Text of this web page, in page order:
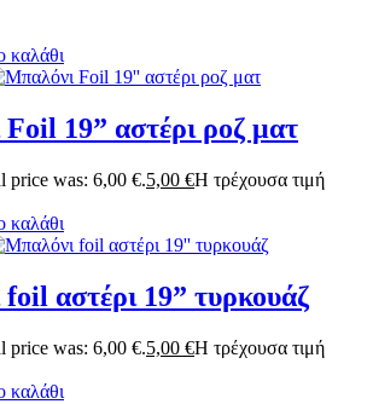
καλάθι
19” αστέρι ροζ ματ
price was: 6,00 €.5,00 €Η τρέχουσα τιμή
καλάθι
αστέρι 19” τυρκουάζ
price was: 6,00 €.5,00 €Η τρέχουσα τιμή
καλάθι